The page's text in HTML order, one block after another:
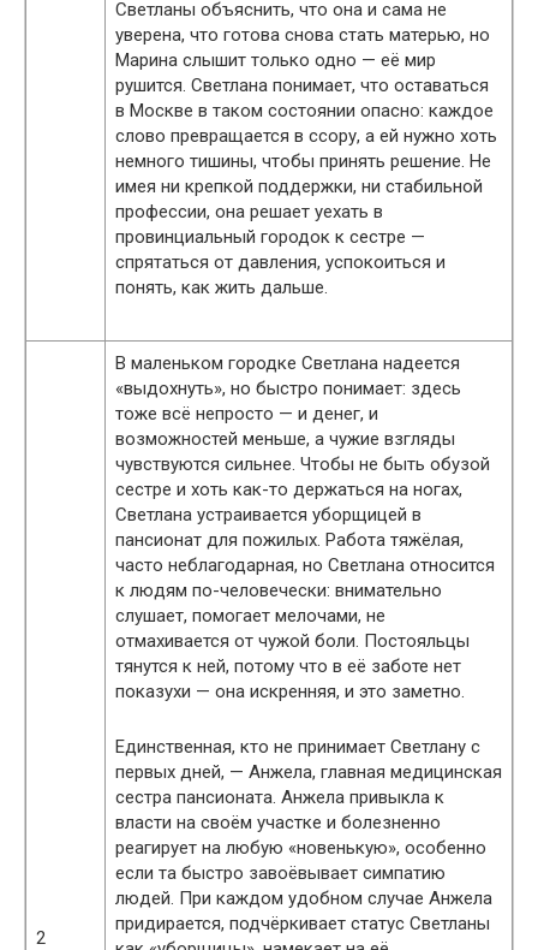
Светланы объяснить, что она и сама не
уверена, что готова снова стать матерью, но
Марина слышит только одно — её мир
рушится. Светлана понимает, что оставаться
в Москве в таком состоянии опасно: каждое
слово превращается в ссору, а ей нужно хоть
немного тишины, чтобы принять решение. Не
имея ни крепкой поддержки, ни стабильной
профессии, она решает уехать в
провинциальный городок к сестре —
спрятаться от давления, успокоиться и
понять, как жить дальше.
2
В маленьком городке Светлана надеется
«выдохнуть», но быстро понимает: здесь
тоже всё непросто — и денег, и
возможностей меньше, а чужие взгляды
чувствуются сильнее. Чтобы не быть обузой
сестре и хоть как-то держаться на ногах,
Светлана устраивается уборщицей в
пансионат для пожилых. Работа тяжёлая,
часто неблагодарная, но Светлана относится
к людям по-человечески: внимательно
слушает, помогает мелочами, не
отмахивается от чужой боли. Постояльцы
тянутся к ней, потому что в её заботе нет
показухи — она искренняя, и это заметно.
Единственная, кто не принимает Светлану с
первых дней, — Анжела, главная медицинская
сестра пансионата. Анжела привыкла к
власти на своём участке и болезненно
реагирует на любую «новенькую», особенно
если та быстро завоёвывает симпатию
людей. При каждом удобном случае Анжела
придирается, подчёркивает статус Светланы